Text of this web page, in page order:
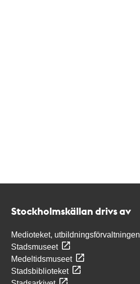
Stockholmskällan drivs av
Medioteket, utbildningsförvaltningen
Stadsmuseet
Medeltidsmuseet
Stadsbiblioteket